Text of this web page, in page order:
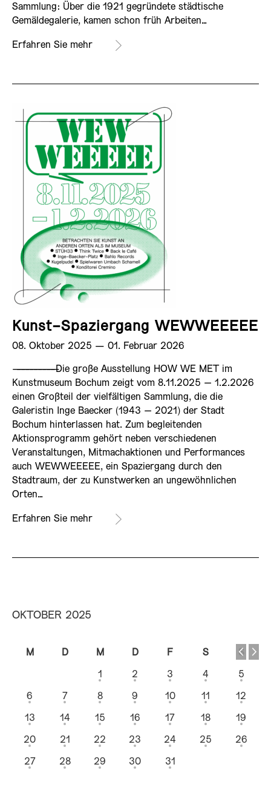
Sammlung: Über die 1921 gegründete städtische
Gemäldegalerie, kamen schon früh Arbeiten…
Erfahren Sie mehr
Kunst-Spaziergang WEWWEEEEE
08. Oktober 2025 ­— 01. Februar 2026
——————————Die große Ausstellung HOW WE MET im
Kunstmuseum Bochum zeigt vom 8.11.2025 – 1.2.2026
einen Großteil der vielfältigen Sammlung, die die
Galeristin Inge Baecker (1943 – 2021) der Stadt
Bochum hinterlassen hat. Zum begleitenden
Aktionsprogramm gehört neben verschiedenen
Veranstaltungen, Mitmachaktionen und Performances
auch WEWWEEEEE, ein Spaziergang durch den
Stadtraum, der zu Kunstwerken an ungewöhnlichen
Orten…
Erfahren Sie mehr
OKTOBER 2025
M D M D F S S
1 2 3 4 5
6 7 8 9 10 11 12
13 14 15 16 17 18 19
20 21 22 23 24 25 26
27 28 29 30 31